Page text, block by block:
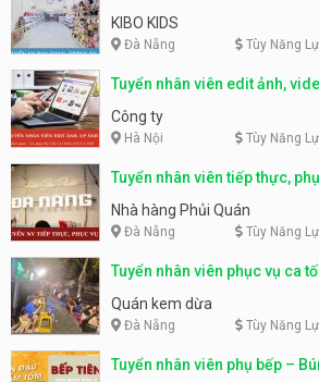
KIBO KIDS
Đà Nẵng Tùy Năng
Tuyển nhân viên edit ảnh,
Công ty
Hà Nội Tùy Năng
Tuyển nhân viên tiếp thực,
Nhà hàng Phủi Quán
Đà Nẵng Tùy Năng
Tuyển nhân viên phục vụ ca
Quán kem dừa
Đà Nẵng Tùy Năng
Tuyển nhân viên phụ bếp –